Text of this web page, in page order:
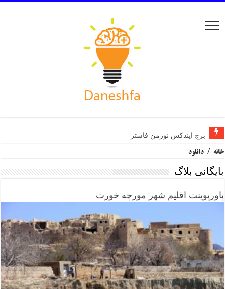
برج ایندکس نورمن فاستر
خانه / دانلود
بایگانی بلاگ
پاورپوینت اقلیم شهر مورچه خورت